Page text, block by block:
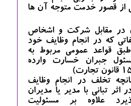
از قصور خدمت متوجه آن ها
در مقابل شرکت و اشخاص
که در انجام وظایف خود
قواعد عمومی مربوط به
جبران خسارت وارده
تخلف در انجام وظایف
تبانی با مدیر یا مدیران
علاوه بر مسئولیت